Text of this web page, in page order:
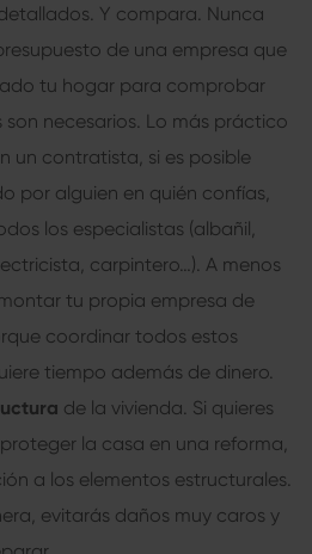
Y compara. Nunca
de una empresa que
tu hogar para comprobar
necesarios. Lo más práctico
un contratista, si es posible
por alguien en quién confías,
los especialistas (albañil,
carpintero…). A menos
tu propia empresa de
coordinar todos estos
tiempo además de dinero.
de la vivienda. Si quieres
la casa en una reforma,
a los elementos estructurales.
evitarás daños muy caros y